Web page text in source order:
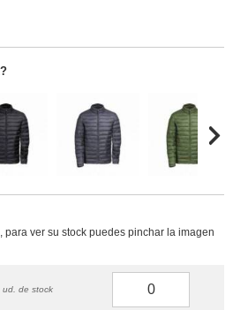
ver su stock puedes pinchar la imagen
ud. de stock